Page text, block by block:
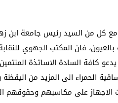
كل من السيد رئيس جامعة ابن
فان المكتب الجهوي
كافة السادة الاساتذة
الحمراء الى المزيد من اليقظة
على مكاسبهم وحقوقهم